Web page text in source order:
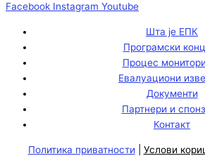
Facebook Instagram Youtube
Шта је ЕПК
Програмски
Процес
Евалуациони
Документи
Партнери и
Контакт
Политика приватности Услови